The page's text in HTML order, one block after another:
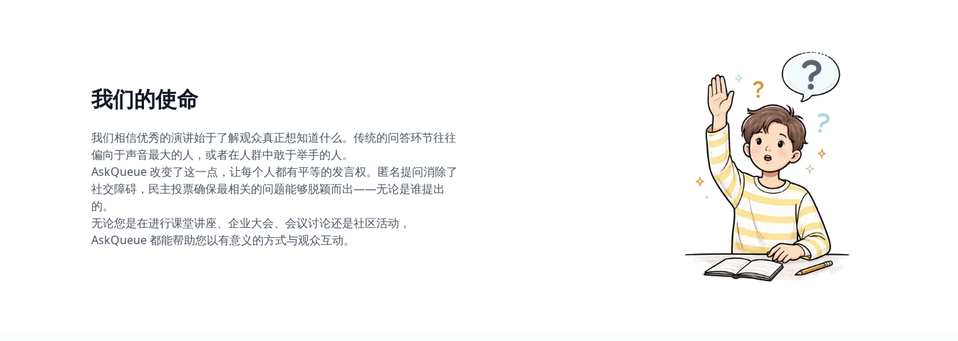
我们的使命
我们相信优秀的演讲始于了解观众真正想知道什么。传统的问答环节往往
偏向于声音最大的人，或者在人群中敢于举手的人。
AskQueue 改变了这一点，让每个人都有平等的发言权。匿名提问消除了
社交障碍，民主投票确保最相关的问题能够脱颖而出——无论是谁提出
的。
无论您是在进行课堂讲座、企业大会、会议讨论还是社区活动，
AskQueue 都能帮助您以有意义的方式与观众互动。